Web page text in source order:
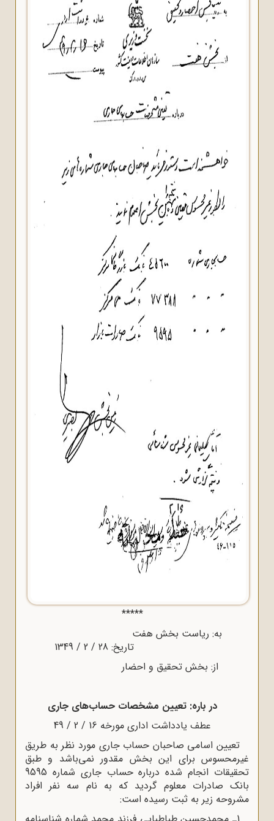
*****
به: ریاست بخش هفت
تاریخ: 28 / 2 / 1349
از: بخش تحقیق و احضار
در باره: تعیین مشخصات حساب‌های جاری
عطف یادداشت اداری مورخه 16 / 2 / 49
تعیین اسامی صاحبان حساب جاری مورد نظر به طریق
غیرمحسوس برای این بخش مقدور نمی‌باشد و طبق
تحقیقات انجام شده درباره حساب جاری شماره 9595
بانک صادرات معلوم گردید که به نام سه نفر افراد
مشروحه زیر به ثبت رسیده است: